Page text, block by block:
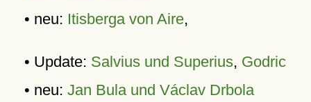
• neu: Itisberga von Aire,
• Update: Salvius und Superius, Godric
• neu: Jan Bula und Václav Drbola